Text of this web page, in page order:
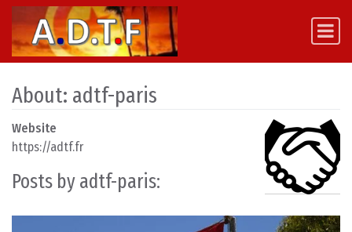
Skip to content
Main Navigation
About: adtf-paris
Website
https://adtf.fr
Posts by adtf-paris: